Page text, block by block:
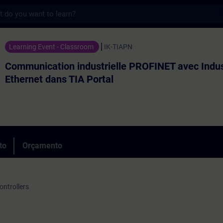
industrielle PROFINET avec
Learning Event - Classroom IK-TIAPN
Communication industrielle PROFINET avec
Ethernet dans TIA Portal
Orçamento